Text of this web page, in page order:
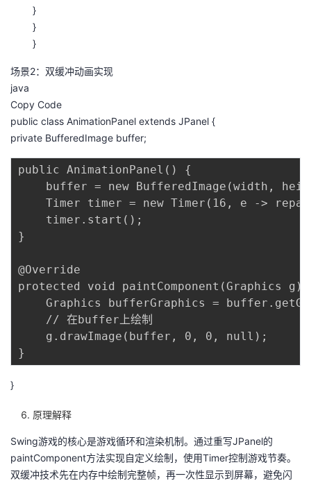
验
收
藏
议}
}
}
场景2：双缓冲动画实现
java
Copy Code
public class AnimationPanel extends JPanel {
private BufferedImage buffer;
public AnimationPanel() {
buffer = new BufferedImage(width,
Timer timer = new Timer(16, e ->
    timer.start();
}
@Override
protected void paintComponent(Graphics g)
Graphics bufferGraphics =
    // 在buffer上绘制
    g.drawImage(buffer, 0, 0, null);
}
原理解释
Swing游戏的核心是游戏循环和渲染机制‌。通过重写JPanel的
paintComponent方法实现自定义绘制，使用Timer控制游戏节奏‌。
双缓冲技术先在内存中绘制完整帧，再一次性显示到屏幕，避免闪